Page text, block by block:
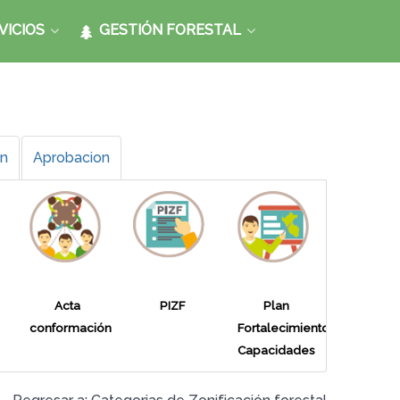
GESTIÓN FORESTAL
Aprobacion
Acta
conformación
PIZF
Plan
Fortalecimiento
Capacidades